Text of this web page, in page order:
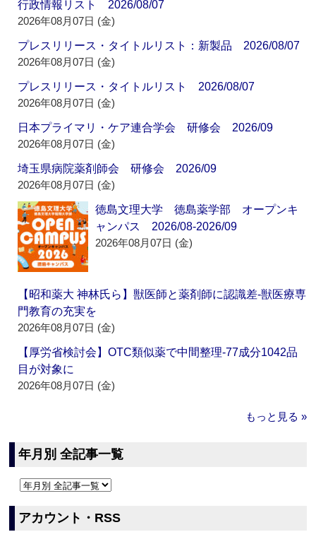
行政情報リスト 2026/08/07
2026年08月07日 (金)
プレスリリース・タイトルリスト：新製品 2026/08/07
2026年08月07日 (金)
プレスリリース・タイトルリスト 2026/08/07
2026年08月07日 (金)
日本プライマリ・ケア連合学会 研修会 2026/09
2026年08月07日 (金)
埼玉県病院薬剤師会 研修会 2026/09
2026年08月07日 (金)
徳島文理大学 徳島薬学部 オープンキ
ャンパス 2026/08-2026/09
2026年08月07日 (金)
【昭和薬大 神林氏ら】獣医師と薬剤師に認識差‐獣医療専
門教育の充実を
2026年08月07日 (金)
【厚労省検討会】OTC類似薬で中間整理‐77成分1042品
目が対象に
2026年08月07日 (金)
もっと見る »
年月別 全記事一覧
アカウント・RSS